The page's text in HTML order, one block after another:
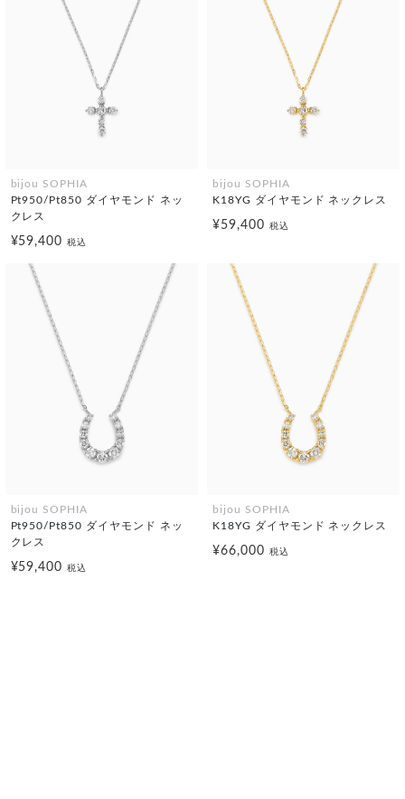
bijou SOPHIA
Pt950/Pt850 ダイヤモンド ネッ
クレス
¥59,400税込
bijou SOPHIA
K18YG ダイヤモンド ネックレス
¥59,400 税込
bijou SOPHIA
Pt950/Pt850 ダイヤモンド ネッ
クレス
¥59,400税込
bijou SOPHIA
K18YG ダイヤモンド ネックレス
¥66,000 税込